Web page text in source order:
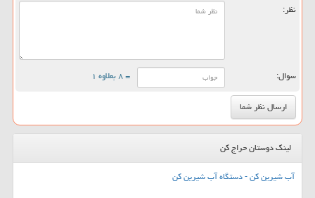
نظر:
سوال: = ۸ بعلاوه ۱
لینک دوستان حراج کن
آب شیرین کن - دستگاه آب شیرین کن